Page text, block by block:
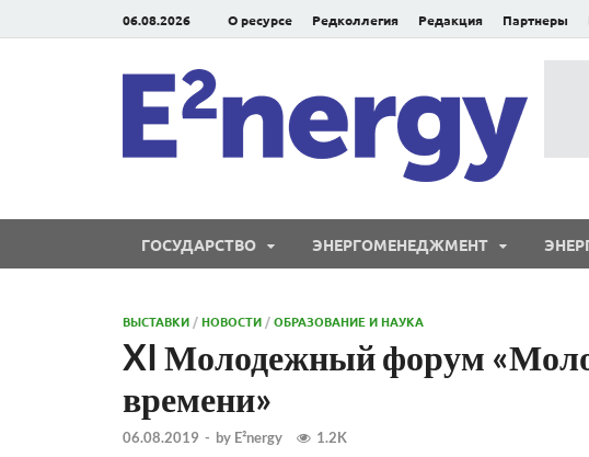
06.08.2026 О ресурсе Редколлегия Редакция Партнеры
ГОСУДАРСТВО ЭНЕРГОМЕНЕДЖМЕНТ
ВЫСТАВКИ /НОВОСТИ /ОБРАЗОВАНИЕ И НАУКА
XI Молодежный форум
времени»
06.08.2019 - by E²nergy 1.2K